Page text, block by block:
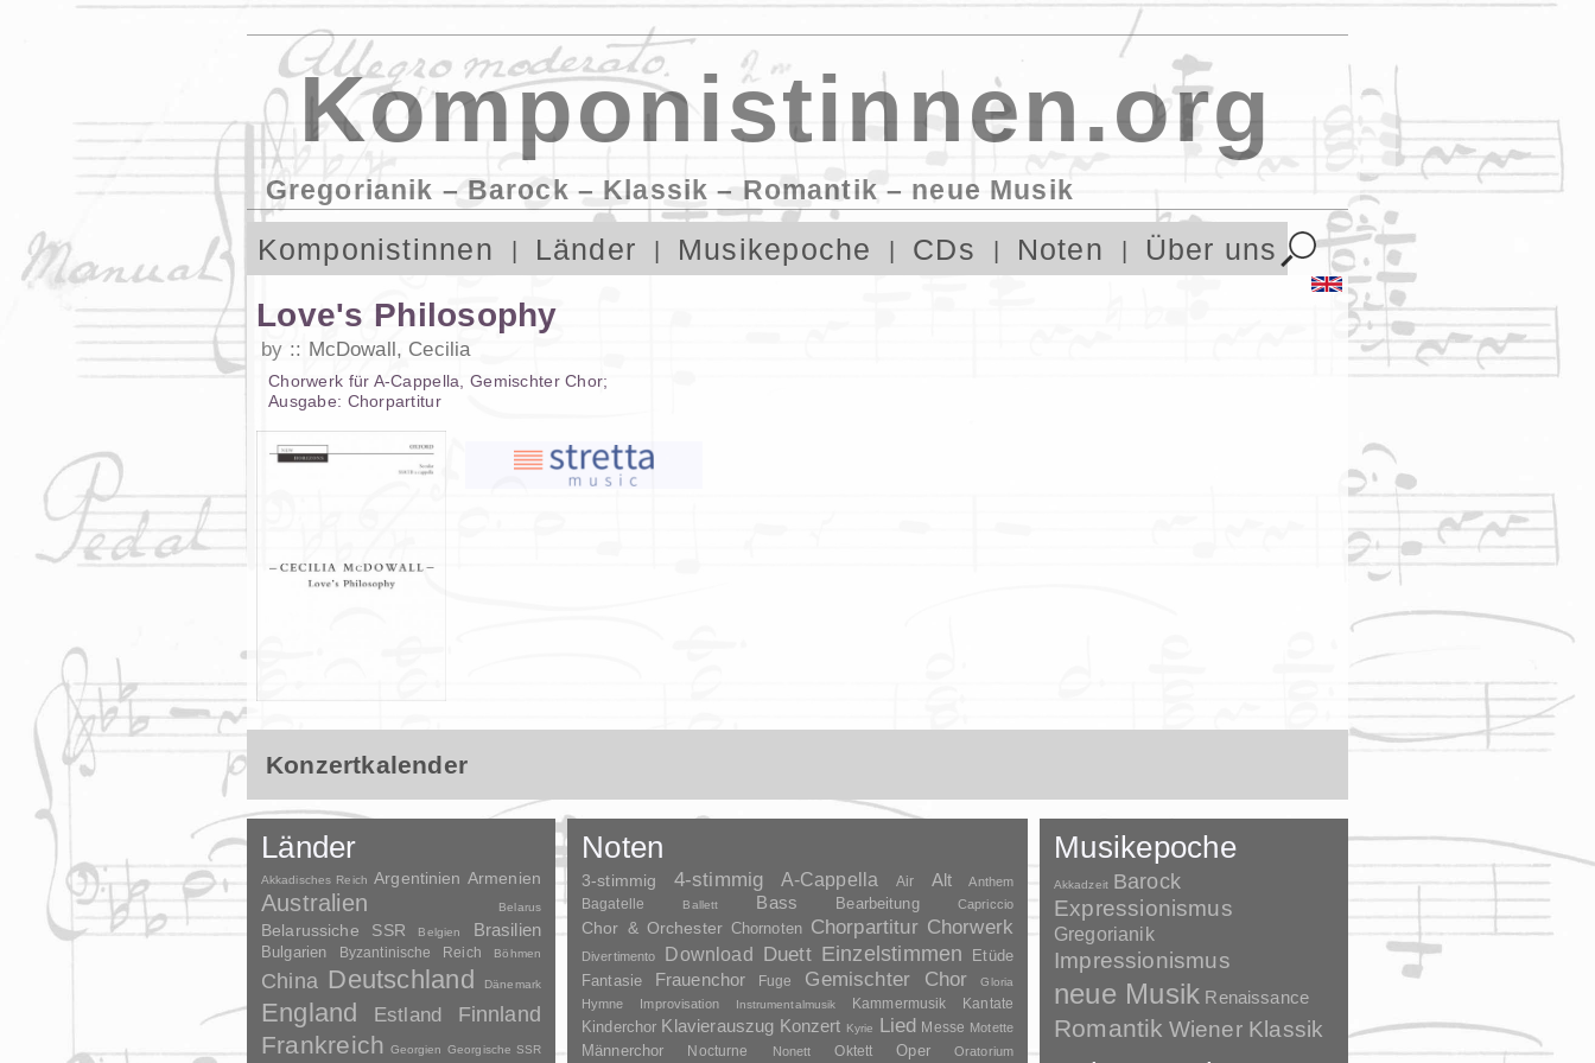
Komponistinnen.org
Gregorianik – Barock – Klassik – Romantik – neue Musik
Komponistinnen Länder Musikepoche CDs Noten Über uns
Love's Philosophy
by McDowall, Cecilia
Chorwerk für A-Cappella ,Gemischter Chor;
Ausgabe: Chorpartitur
Konzertkalender
Länder
Akkadisches Reich Argentinien Armenien
Australien Belarus
Belarussiche SSR Belgien Brasilien
Bulgarien Byzantinische Reich Böhmen
China Deutschland Dänemark
England Estland Finnland
Frankreich Georgien Georgische SSR
Noten
3-stimmig 4-stimmig A-Cappella Air Alt Anthem
Bagatelle Ballett Bass Bearbeitung Capriccio
Chor & Orchester Chornoten Chorpartitur Chorwerk
Divertimento Download Duett Einzelstimmen Etüde
Fantasie Frauenchor Fuge Gemischter Chor Gloria
Hymne Improvisation Instrumentalmusik Kammermusik Kantate
Kinderchor Klavierauszug Konzert Kyrie Lied Messe Motette
Männerchor Nocturne Nonett Oktett Oper Oratorium
Musikepoche
Akkadzeit Barock
Expressionismus
Gregorianik
Impressionismus
neue Musik Renaissance
Romantik Wiener Klassik